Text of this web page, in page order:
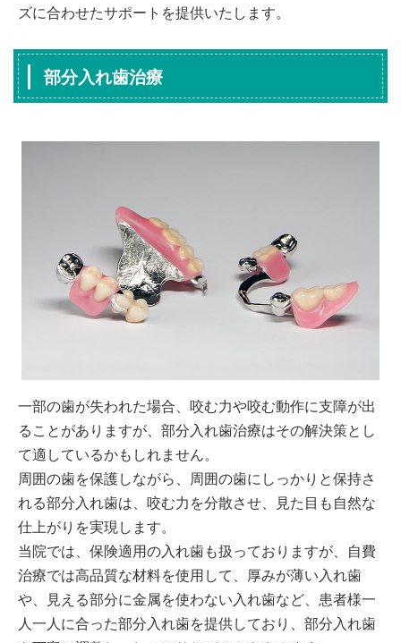
ズに合わせたサポートを提供いたします。
部分入れ歯治療
一部の歯が失われた場合、咬む力や咬む動作に支障が出
ることがありますが、部分入れ歯治療はその解決策とし
て適しているかもしれません。
周囲の歯を保護しながら、周囲の歯にしっかりと保持さ
れる部分入れ歯は、咬む力を分散させ、見た目も自然な
仕上がりを実現します。
当院では、保険適用の入れ歯も扱っておりますが、自費
治療では高品質な材料を使用して、厚みが薄い入れ歯
や、見える部分に金属を使わない入れ歯など、患者様一
人一人に合った部分入れ歯を提供しており、部分入れ歯